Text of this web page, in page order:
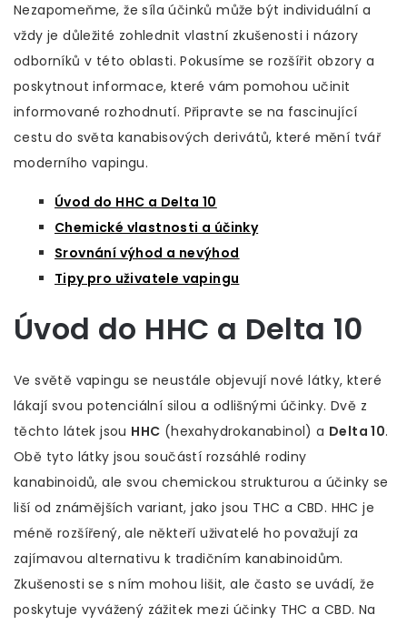
Nezapomeňme, že síla účinků může být individuální a
vždy je důležité zohlednit vlastní zkušenosti i názory
odborníků v této oblasti. Pokusíme se rozšířit obzory a
poskytnout informace, které vám pomohou učinit
informované rozhodnutí. Připravte se na fascinující
cestu do světa kanabisových derivátů, které mění tvář
moderního vapingu.
Úvod do HHC a Delta 10
Chemické vlastnosti a účinky
Srovnání výhod a nevýhod
Tipy pro uživatele vapingu
Úvod do HHC a Delta 10
Ve světě vapingu se neustále objevují nové látky, které
lákají svou potenciální silou a odlišnými účinky. Dvě z
těchto látek jsou HHC (hexahydrokanabinol) a Delta 10.
Obě tyto látky jsou součástí rozsáhlé rodiny
kanabinoidů, ale svou chemickou strukturou a účinky se
liší od známějších variant, jako jsou THC a CBD. HHC je
méně rozšířený, ale někteří uživatelé ho považují za
zajímavou alternativu k tradičním kanabinoidům.
Zkušenosti se s ním mohou lišit, ale často se uvádí, že
poskytuje vyvážený zážitek mezi účinky THC a CBD. Na